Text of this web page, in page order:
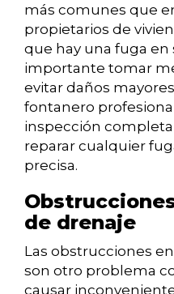
más comunes que
propietarios de
que hay una fuga en
importante tomar
evitar daños
fontanero
inspección
reparar cualquier
precisa.
de drenaje
Las obstrucciones
son otro problema
causar